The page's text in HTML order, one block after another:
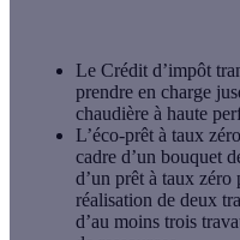
Le Crédit d’impôt
prendre en charge
chaudière à haute
L’éco-prêt à taux zéro
cadre d’un bouquet
d’un prêt à taux
réalisation de deux
d’au moins trois